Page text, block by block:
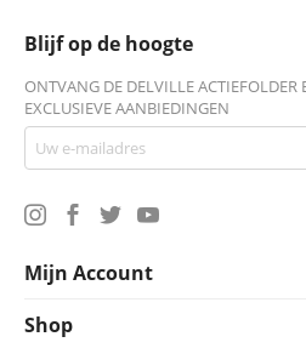
Blijf op de hoogte
ONTVANG DE DELVILLE ACTIEFOLDER
EXCLUSIEVE AANBIEDINGEN
Mijn Account
Shop